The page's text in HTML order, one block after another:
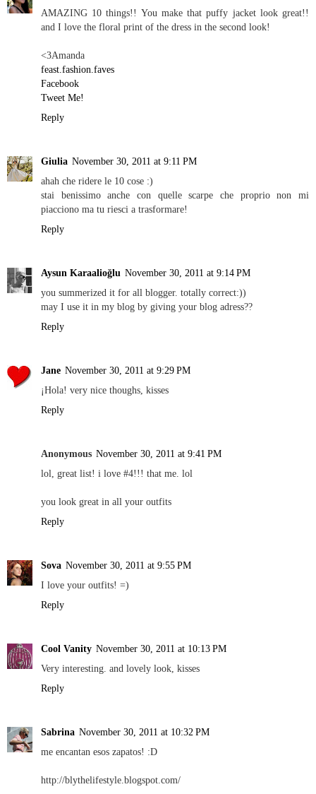
AMAZING 10 things!! You make that puffy jacket look great!!
and I love the floral print of the dress in the second look!
<3Amanda
feast.fashion.faves
Facebook
Tweet Me!
Reply
Giulia November 30, 2011 at 9:11 PM
ahah che ridere le 10 cose :)
stai benissimo anche con quelle scarpe che proprio non mi
piacciono ma tu riesci a trasformare!
Reply
Aysun Karaalioğlu November 30, 2011 at 9:14 PM
you summerized it for all blogger. totally correct:))
may I use it in my blog by giving your blog adress??
Reply
Jane November 30, 2011 at 9:29 PM
¡Hola! very nice thoughs, kisses
Reply
Anonymous November 30, 2011 at 9:41 PM
lol, great list! i love #4!!! that me. lol
you look great in all your outfits
Reply
Sova November 30, 2011 at 9:55 PM
I love your outfits! =)
Reply
Cool Vanity November 30, 2011 at 10:13 PM
Very interesting. and lovely look, kisses
Reply
Sabrina November 30, 2011 at 10:32 PM
me encantan esos zapatos! :D
http://blythelifestyle.blogspot.com/